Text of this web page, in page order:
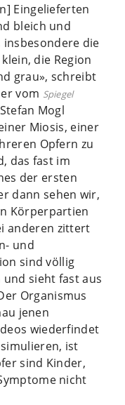
Eingelieferten
bleich und
insbesondere die
die Region
grau», schreibt
vom Spiegel
Mogl
Miosis, einer
Opfern zu
das fast im
der ersten
dann sehen wir,
Körperpartien
anderen zittert
und
sind völlig
sieht fast aus
Organismus
jenen
wiederfindet
ist
sind Kinder,
nicht